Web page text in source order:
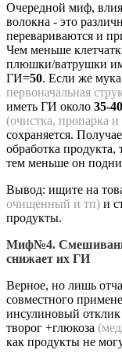
Очередной миф,
волокна - это
перевариваются и
Чем меньше
плюшки/ватрушки
ГИ=50. Если же
первоначальная
иметь ГИ около 35-40
(очистка, пропарка и
сохраняется.
обработка
тем меньше он
Вывод: ищите на
очищенный и тп) и
продукты.
Миф№4.
снижает их ГИ
Верное, но лишь
совместного
инсулиновый отклик
творог +глюкоза
как продукты не